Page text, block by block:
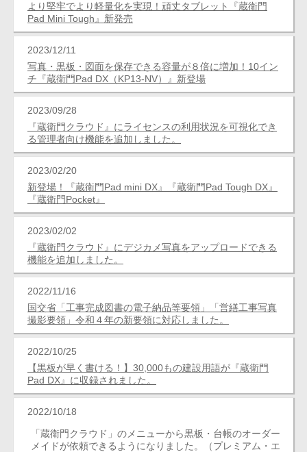
より堅牢でより軽量化を実現！頑丈タブレット『蔵衛門
Pad Mini Tough』新発売
2023/12/11
写真・黒板・図面を保存できる容量が８倍に増加！10イン
チ『蔵衛門Pad DX（KP13-NV）』新登場
2023/09/28
『蔵衛門クラウド』にライセンスの利用状況を可視化でき
る管理者向け機能を追加しました。
2023/02/20
新登場！『蔵衛門Pad mini DX』『蔵衛門Pad Tough DX』
『蔵衛門Pocket』
2023/02/02
『蔵衛門クラウド』にデジカメ写真をアップロードできる
機能を追加しました。
2022/11/16
国交省「工事完成図書の電子納品等要領」「営繕工事写真
撮影要領」令和４年の新要領に対応しました。
2022/10/25
【黒板が早く書ける！】30,000もの建設用語が『蔵衛門
Pad DX』に収録されました。
2022/10/18
「蔵衛門クラウド」のメニューから黒板・台帳のオーダー
メイドが依頼できるようになりました。（プレミアム・エ